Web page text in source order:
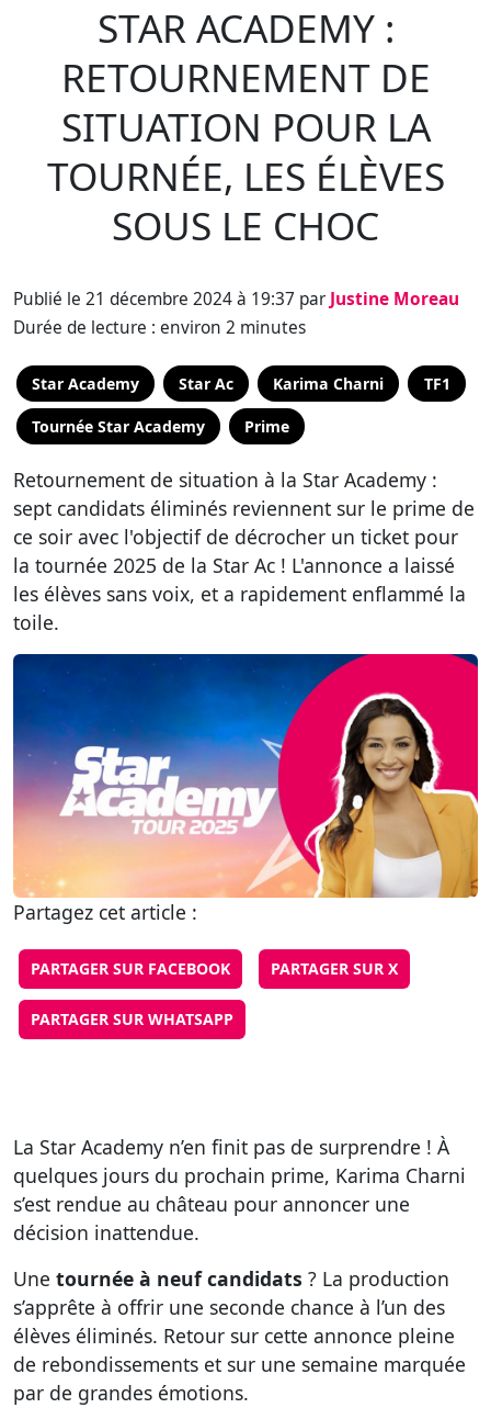
STAR ACADEMY :
RETOURNEMENT DE
SITUATION POUR LA
TOURNÉE, LES ÉLÈVES
SOUS LE CHOC
Publié le 21 décembre 2024 à 19:37 par Justine Moreau
Durée de lecture : environ 2 minutes
Star Academy Star Ac Karima Charni TF1
Tournée Star Academy Prime
Retournement de situation à la Star Academy :
sept candidats éliminés reviennent sur le prime de
ce soir avec l'objectif de décrocher un ticket pour
la tournée 2025 de la Star Ac ! L'annonce a laissé
les élèves sans voix, et a rapidement enflammé la
toile.
Partagez cet article :
PARTAGER SUR FACEBOOK PARTAGER SUR X
PARTAGER SUR WHATSAPP
La Star Academy n’en finit pas de surprendre ! À
quelques jours du prochain prime, Karima Charni
s’est rendue au château pour annoncer une
décision inattendue.
Une tournée à neuf candidats ? La production
s’apprête à offrir une seconde chance à l’un des
élèves éliminés. Retour sur cette annonce pleine
de rebondissements et sur une semaine marquée
par de grandes émotions.